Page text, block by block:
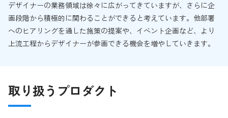
デザイナーの業務領域は徐々に広がってきていますが、さらに企
画段階から積極的に関わることができると考えています。他部署
へのヒアリングを通した施策の提案や、イベント企画など、より
上流工程からデザイナーが参画できる機会を増やしていきます。
取り扱うプロダクト